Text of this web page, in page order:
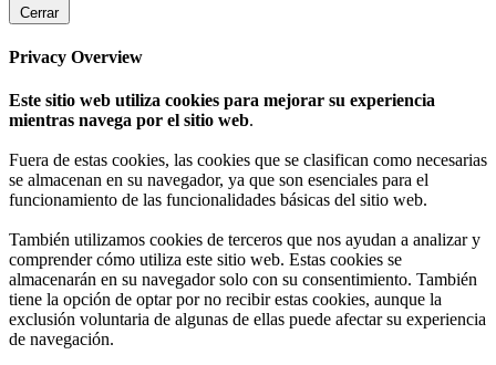
Cerrar
Privacy Overview
Este sitio web utiliza cookies para mejorar su experiencia
mientras navega por el sitio web.
Fuera de estas cookies, las cookies que se clasifican como necesarias
se almacenan en su navegador, ya que son esenciales para el
funcionamiento de las funcionalidades básicas del sitio web.
También utilizamos cookies de terceros que nos ayudan a analizar y
comprender cómo utiliza este sitio web. Estas cookies se
almacenarán en su navegador solo con su consentimiento. También
tiene la opción de optar por no recibir estas cookies, aunque la
exclusión voluntaria de algunas de ellas puede afectar su experiencia
de navegación.